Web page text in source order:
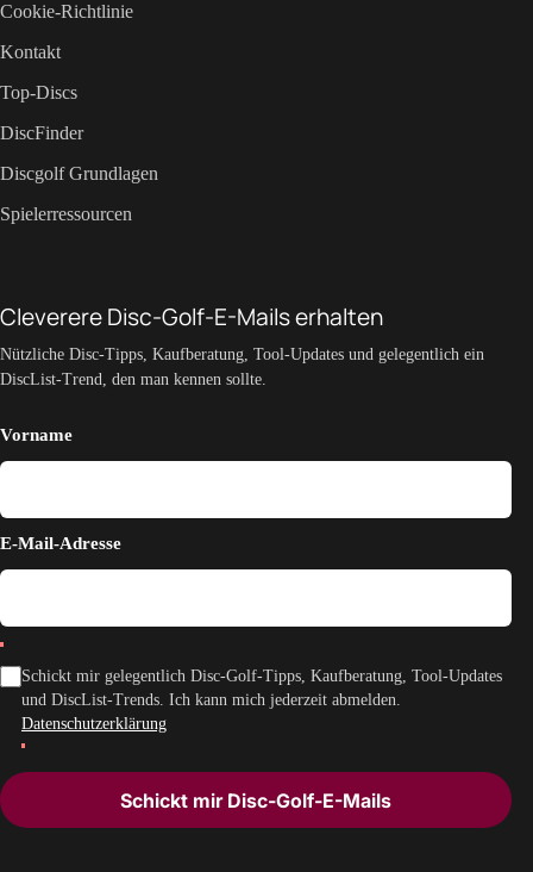
Cookie-Richtlinie
Kontakt
Top-Discs
DiscFinder
Discgolf Grundlagen
Spielerressourcen
Cleverere Disc-Golf-E-Mails erhalten
Nützliche Disc-Tipps, Kaufberatung, Tool-Updates und gelegentlich ein
DiscList-Trend, den man kennen sollte.
Vorname
E-Mail-Adresse
Schickt mir gelegentlich Disc-Golf-Tipps, Kaufberatung, Tool-Updates
und DiscList-Trends. Ich kann mich jederzeit abmelden.
Datenschutzerklärung
Schickt mir Disc-Golf-E-Mails